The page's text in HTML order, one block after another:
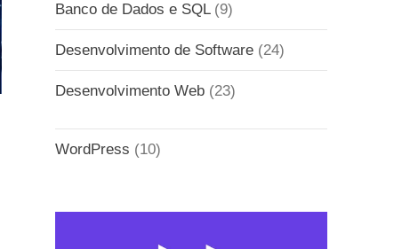
Banco de Dados e SQL(9)
Desenvolvimento de Software (24)
Desenvolvimento Web (23)
WordPress (10)